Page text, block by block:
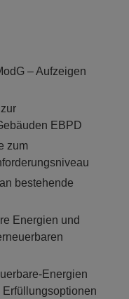
– Aufzeigen
EBPD
zum
bestehende
Energien und
Energien